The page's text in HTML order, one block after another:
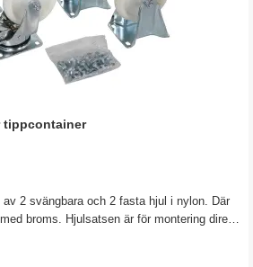
tippcontainer
2 svängbara och 2 fasta hjul i nylon. Där
broms. Hjulsatsen är för montering direkt
tippcontainrar. Nylonhjulen är hårda och
Byglarna är i rostfritt stål